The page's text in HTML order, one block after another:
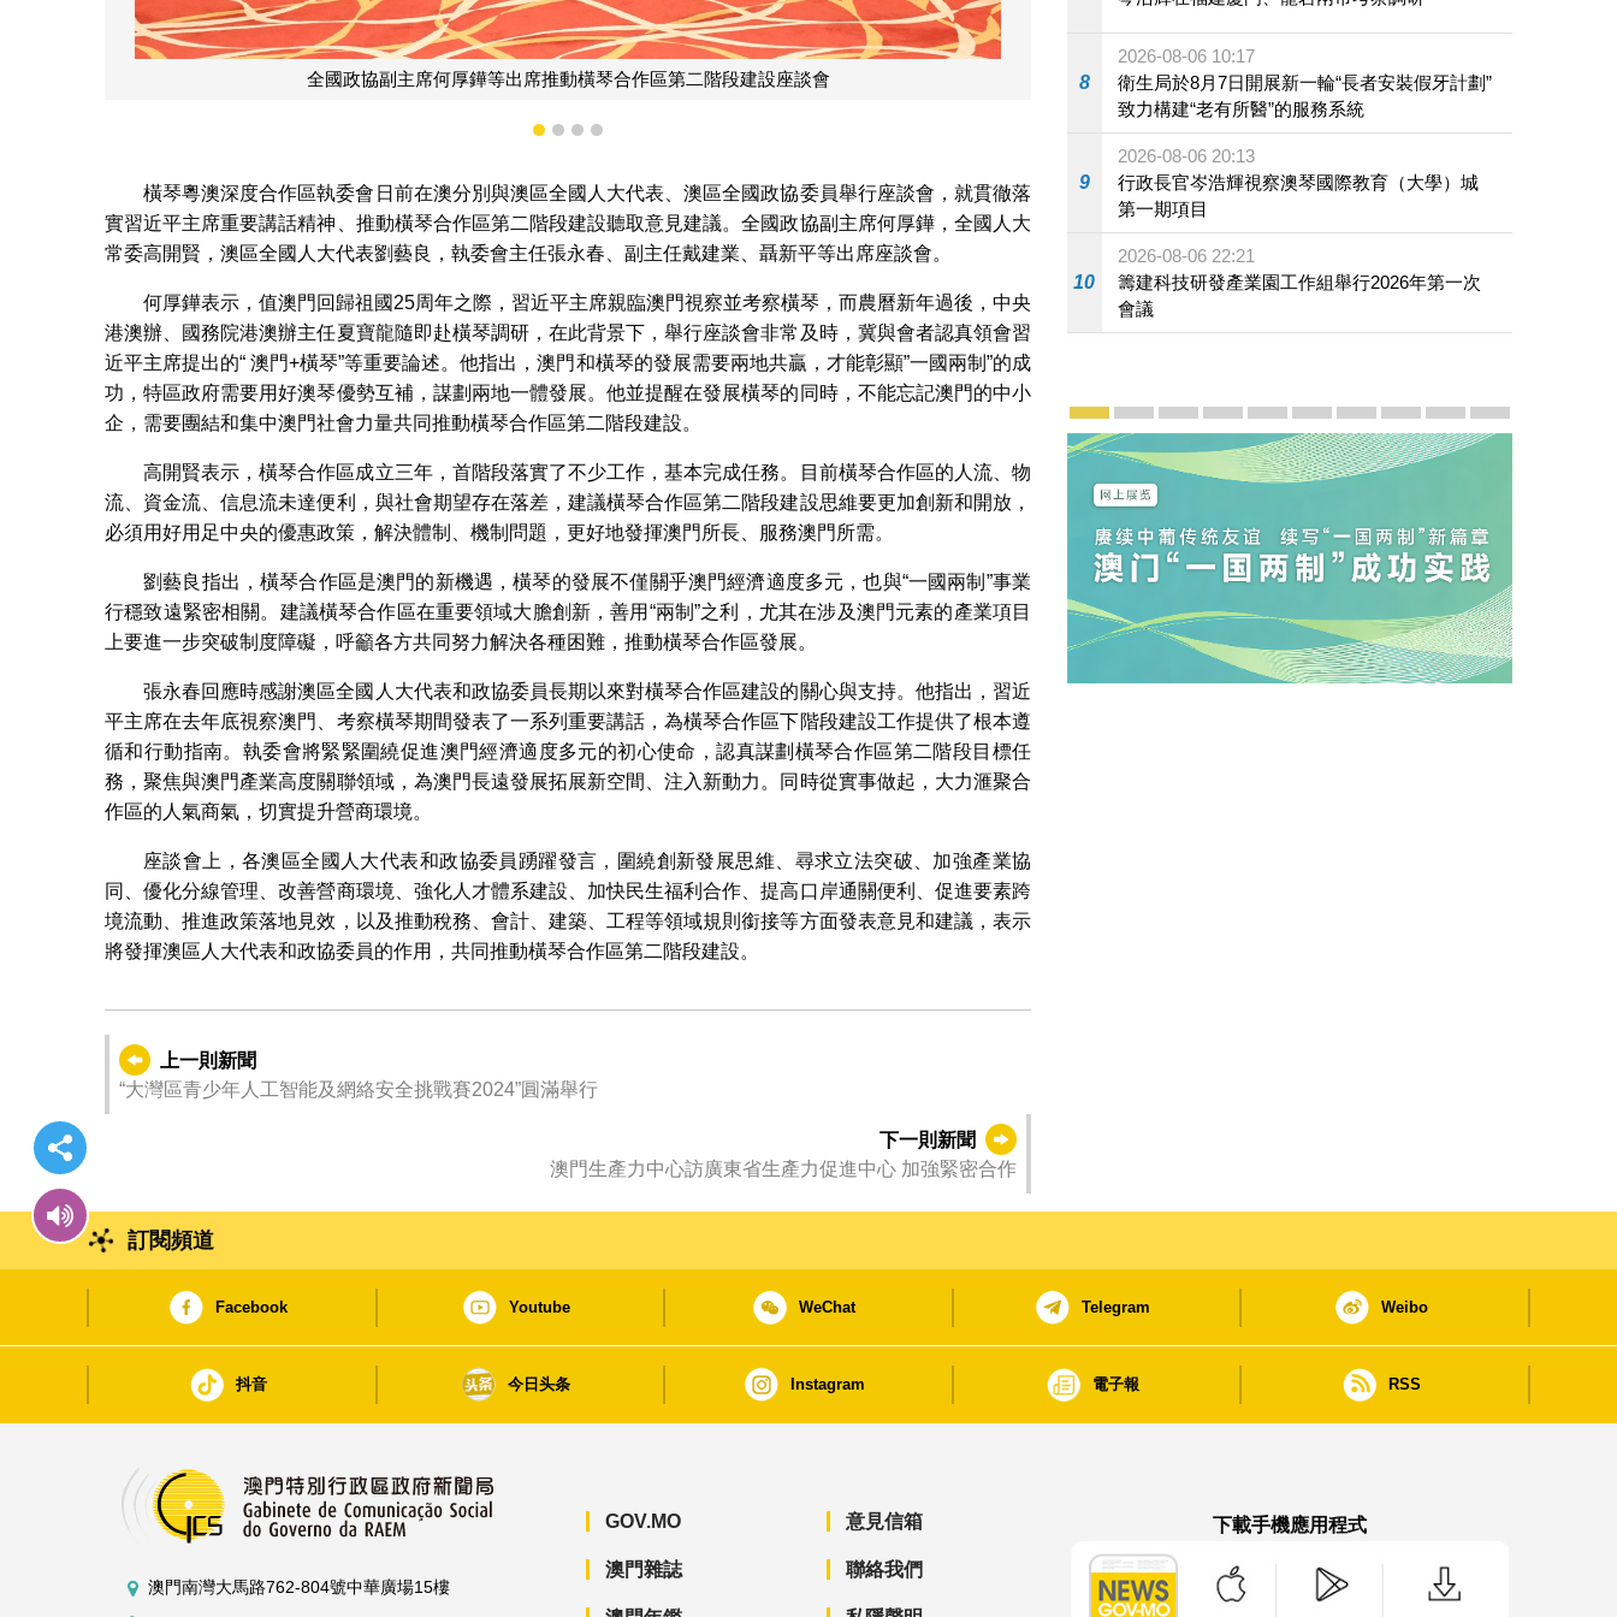
全國人大常委高開賢，澳區全國人大代表劉藝良，執委會主任張永春、副主任戴建業、聶新平等出席推動橫琴合作
1
2 3 4
橫琴粵澳深度合作區執委會日前在澳分別與澳區全國人大代表、澳區全國政協委員舉行座談會，就貫徹落
實習近平主席重要講話精神、推動橫琴合作區第二階段建設聽取意見建議。全國政協副主席何厚鏵，全國人大
常委高開賢，澳區全國人大代表劉藝良，執委會主任張永春、副主任戴建業、聶新平等出席座談會。
何厚鏵表示，值澳門回歸祖國25周年之際，習近平主席親臨澳門視察並考察橫琴，而農曆新年過後，中央
港澳辦、國務院港澳辦主任夏寶龍隨即赴橫琴調研，在此背景下，舉行座談會非常及時，冀與會者認真領會習
近平主席提出的“ 澳門+橫琴”等重要論述。他指出，澳門和橫琴的發展需要兩地共贏，才能彰顯”一國兩制”的成
功，特區政府需要用好澳琴優勢互補，謀劃兩地一體發展。他並提醒在發展橫琴的同時，不能忘記澳門的中小
企，需要團結和集中澳門社會力量共同推動橫琴合作區第二階段建設。
高開賢表示，橫琴合作區成立三年，首階段落實了不少工作，基本完成任務。目前橫琴合作區的人流、物
流、資金流、信息流未達便利，與社會期望存在落差，建議橫琴合作區第二階段建設思維要更加創新和開放，
必須用好用足中央的優惠政策，解決體制、機制問題，更好地發揮澳門所長、服務澳門所需。
劉藝良指出，橫琴合作區是澳門的新機遇，橫琴的發展不僅關乎澳門經濟適度多元，也與“一國兩制”事業
行穩致遠緊密相關。建議橫琴合作區在重要領域大膽創新，善用“兩制”之利，尤其在涉及澳門元素的產業項目
上要進一步突破制度障礙，呼籲各方共同努力解決各種困難，推動橫琴合作區發展。
張永春回應時感謝澳區全國人大代表和政協委員長期以來對橫琴合作區建設的關心與支持。他指出，習近
平主席在去年底視察澳門、考察橫琴期間發表了一系列重要講話，為橫琴合作區下階段建設工作提供了根本遵
循和行動指南。執委會將緊緊圍繞促進澳門經濟適度多元的初心使命，認真謀劃橫琴合作區第二階段目標任
務，聚焦與澳門產業高度關聯領域，為澳門長遠發展拓展新空間、注入新動力。同時從實事做起，大力滙聚合
作區的人氣商氣，切實提升營商環境。
座談會上，各澳區全國人大代表和政協委員踴躍發言，圍繞創新發展思維、尋求立法突破、加強產業協
同、優化分線管理、改善營商環境、強化人才體系建設、加快民生福利合作、提高口岸通關便利、促進要素跨
境流動、推進政策落地見效，以及推動稅務、會計、建築、工程等領域規則銜接等方面發表意見和建議，表示
將發揮澳區人大代表和政協委員的作用，共同推動橫琴合作區第二階段建設。
上一則新聞
“大灣區青少年人工智能及網絡安全挑戰賽2024”圓滿舉行
下一則新聞
澳門生產力中心訪廣東省生產力促進中心 加強緊密合作
8
2026-08-06 10:17
衛生局於8月7日開展新一輪“長者安裝假牙計劃”
致力構建“老有所醫”的服務系統
9
2026-08-06 20:13
行政長官岑浩輝視察澳琴國際教育（大學）城
第一期項目
10
2026-08-06 22:21
籌建科技研發產業園工作組舉行2026年第一次
會議
宣傳及推廣
賡續中葡傳統友誼 續寫“一國兩制”新篇章 — 澳門“一國
澳門名片集
行政長官岑浩輝11月18日發表2026年施政報
施政特寫澳門特別行政區經濟和社會發展第
橫琴粵澳深度合作區專題網站
施政小講堂
走進澳門澳門相簿2020
《澳门微视
訂閱頻道
Facebook Youtube WeChat Telegram Weibo
抖音 今日头条 Instagram 電子報 RSS
澳門南灣大馬路762-804號中華廣場15樓
GOV.MO
澳門雜誌
意見信箱
聯絡我們
下載手機應用程式